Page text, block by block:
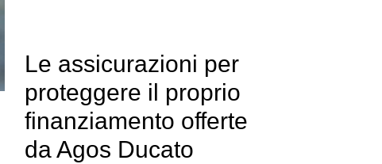
Le assicurazioni per
proteggere il proprio
finanziamento offerte
da Agos Ducato